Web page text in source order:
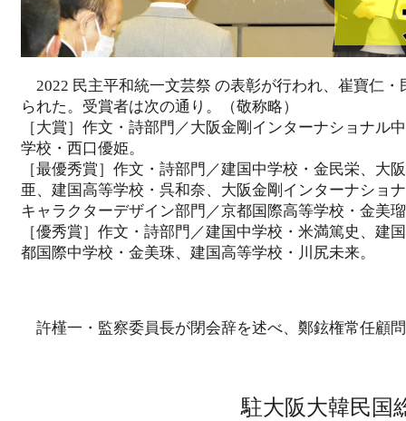
2022 民主平和統一文芸祭 の表彰が行われ、崔寶仁
られた。受賞者は次の通り。（敬称略）
［大賞］作文・詩部門／大阪金剛インターナショナ
学校・西口優姫。
［最優秀賞］作文・詩部門／建国中学校・金民栄、
亜、建国高等学校・呉和奈、大阪金剛インターナショ
キャラクターデザイン部門／京都国際高等学校・金美
［優秀賞］作文・詩部門／建国中学校・米満篤史、
都国際中学校・金美珠、建国高等学校・川尻未来。
許槿一・監察委員長が閉会辞を述べ、鄭鉉権常任顧
駐大阪大韓民国